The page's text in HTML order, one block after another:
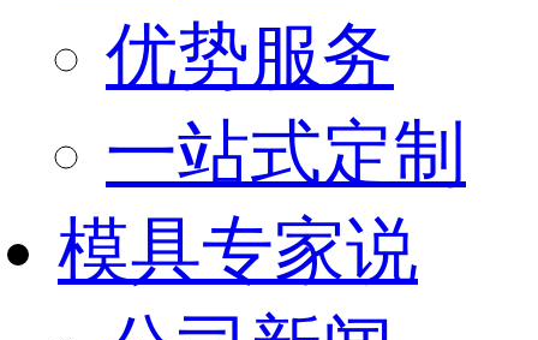
优势服务
一站式定制
模具专家说